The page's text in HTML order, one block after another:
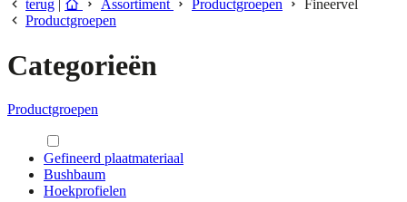
terug | Assortiment Productgroepen
Fineervel
Productgroepen
Categorieën
Productgroepen
Gefineerd plaatmateriaal
Bushbaum
Hoekprofielen